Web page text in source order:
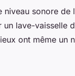
sonore de
lave-vaisselle
ont même un